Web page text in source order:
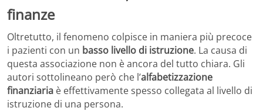
finanze
Oltretutto, il fenomeno colpisce in maniera più precoce
i pazienti con un basso livello di istruzione. La causa di
questa associazione non è ancora del tutto chiara. Gli
autori sottolineano però che l’alfabetizzazione
finanziaria è effettivamente spesso collegata al livello di
istruzione di una persona.